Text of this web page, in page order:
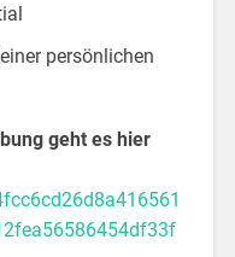
persönlichen
geht es hier